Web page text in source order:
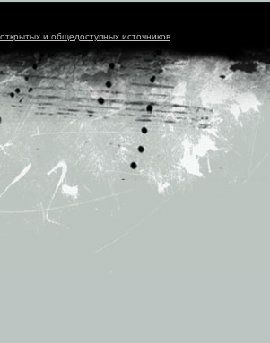
и общедоступных источников.